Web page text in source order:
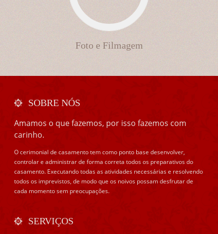
Foto e Filmagem
SOBRE NÓS
Amamos o que fazemos, por isso fazemos com
carinho.
O cerimonial de casamento tem como ponto base desenvolver,
controlar e administrar de forma correta todos os preparativos do
casamento. Executando todas as atividades necessárias e resolvendo
todos os imprevistos, de modo que os noivos possam desfrutar de
cada momento sem preocupações.
SERVIÇOS